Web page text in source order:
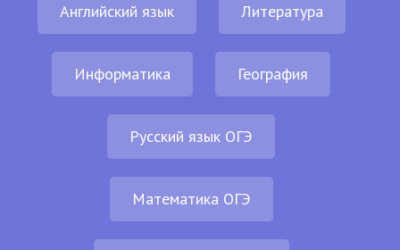
Английский язык Литература
Информатика География
Русский язык ОГЭ
Математика ОГЭ